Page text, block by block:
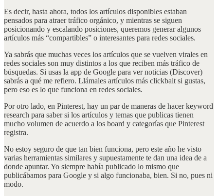
Es decir, hasta ahora, todos los artículos disponibles estaban
pensados para atraer tráfico orgánico, y mientras se siguen
posicionando y escalando posiciones, queremos generar algunos
artículos más “compartibles” o interesantes para redes sociales.
Ya sabrás que muchas veces los artículos que se vuelven virales en
redes sociales son muy distintos a los que reciben más tráfico de
búsquedas. Si usas la app de Google para ver noticias (Discover)
sabrás a qué me refiero. Llámales artículos más clickbait si gustas,
pero eso es lo que funciona en redes sociales.
Por otro lado, en Pinterest, hay un par de maneras de hacer keyword
research para saber si los artículos y temas que publicas tienen
mucho volumen de acuerdo a los board y categorías que Pinterest
registra.
No estoy seguro de que tan bien funciona, pero este año he visto
varias herramientas similares y supuestamente te dan una idea de a
donde apuntar. Yo siempre había publicado lo mismo que
publicábamos para Google y si algo funcionaba, bien. Si no, pues ni
modo.